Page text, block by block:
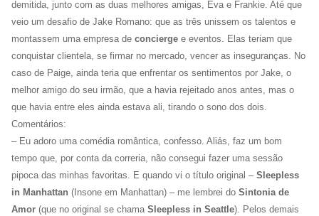
demitida, junto com as duas melhores amigas, Eva e Frankie. Até que
veio um desafio de Jake Romano: que as três unissem os talentos e
montassem uma empresa de concierge e eventos. Elas teriam que
conquistar clientela, se firmar no mercado, vencer as inseguranças. No
caso de Paige, ainda teria que enfrentar os sentimentos por Jake, o
melhor amigo do seu irmão, que a havia rejeitado anos antes, mas o
que havia entre eles ainda estava ali, tirando o sono dos dois.
Comentários:
– Eu adoro uma comédia romântica, confesso. Aliás, faz um bom
tempo que, por conta da correria, não consegui fazer uma sessão
pipoca das minhas favoritas. E quando vi o título original – Sleepless
in Manhattan (Insone em Manhattan) – me lembrei do Sintonia de
Amor (que no original se chama Sleepless in Seattle). Pelos demais